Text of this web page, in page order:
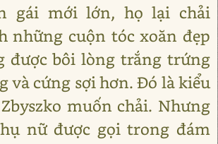
gái mới lớn, họ lại chải
những cuộn tóc xoăn đẹp
được bôi lòng trắng trứng
và cứng sợi hơn. Đó là kiểu
muốn chải. Nhưng
nữ được gọi trong đám